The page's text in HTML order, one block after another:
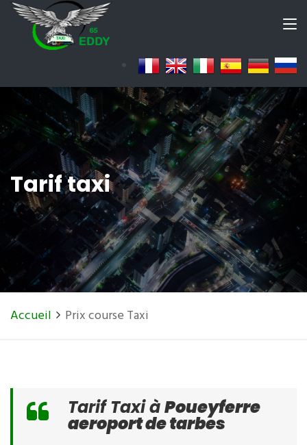
Tarif taxi
Accueil Prix course Taxi
Tarif Taxi àPoueyferre
aeroport de tarbes